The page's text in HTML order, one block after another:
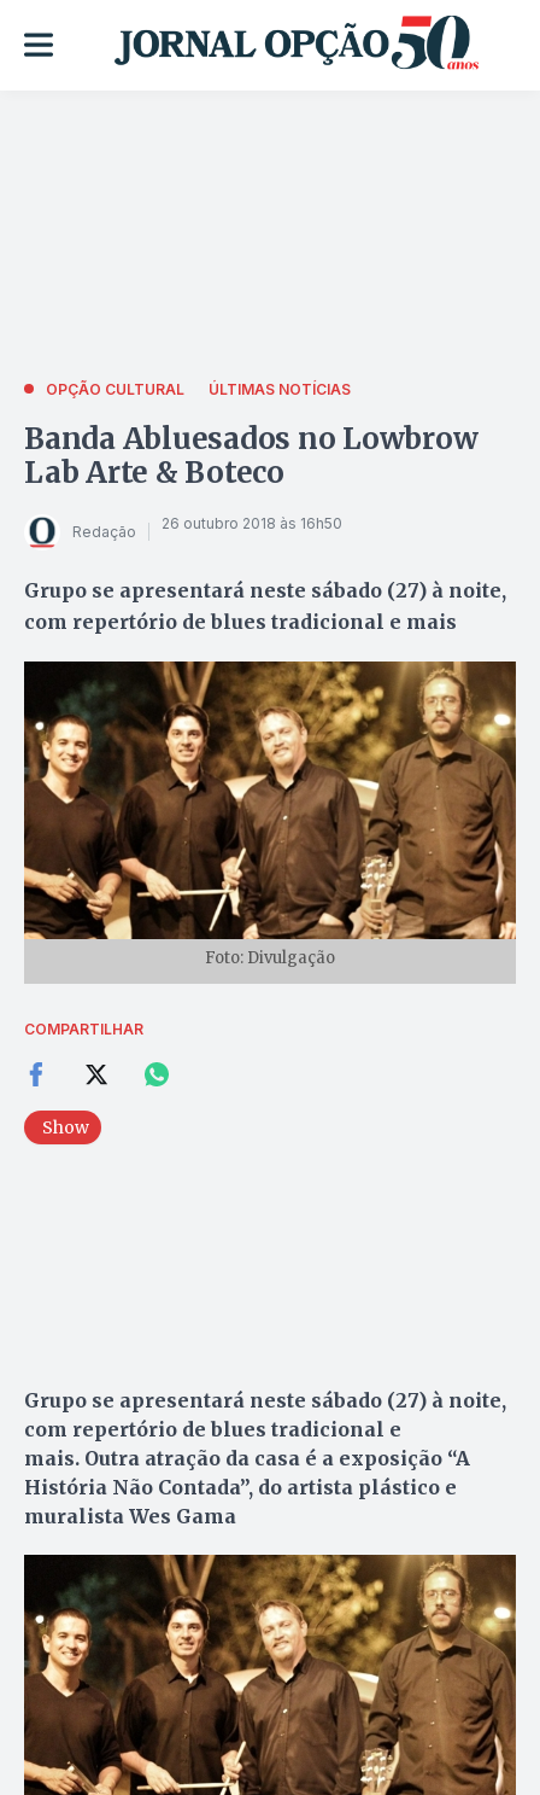
OPÇÃO CULTURAL ÚLTIMAS NOTÍCIAS
Banda Abluesados no Lowbrow
Lab Arte & Boteco
Redação 26 outubro 2018 às 16h50
Grupo se apresentará neste sábado (27) à noite,
com repertório de blues tradicional e mais
Foto: Divulgação
COMPARTILHAR
Show
Grupo se apresentará neste sábado (27) à noite,
com repertório de blues tradicional e
mais. Outra atração da casa é a exposição “A
História Não Contada”, do artista plástico e
muralista Wes Gama